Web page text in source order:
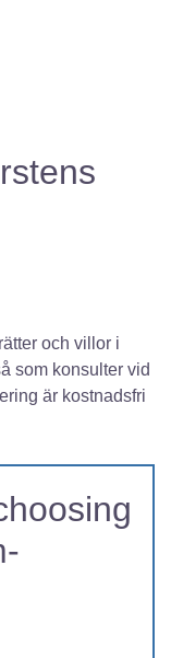
och villor i
som konsulter vid
är kostnadsfri